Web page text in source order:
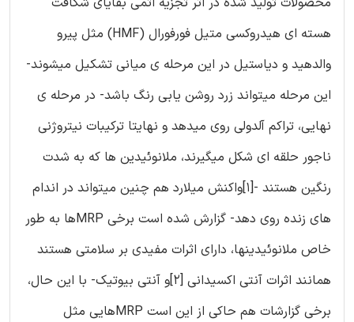
هسته اى هیدروکسی متیل فورفورال (HMF) مثل پیرو
والدهید و دیاستیل در این مرحله ی میانی تشکیل میشوند-
این مرحله میتواند زرد روشن یابی رنگ باشد- در مرحله ی
نهایی، تراکم آلدولی روی میدهد و نهایتا ترکیبات نیتروژنی
ناجور حلقه ای شکل میگیرند، ملانوئیدین ها که به شدت
رنگین هستند -[1]واکنش میلارد هم چنین میتواند در اندام
های زنده روی دهد- گزارش شده است برخی MRPها به طور
خاص ملانوئیدینها، دارای اثرات مفیدی بر سلامتی هستند
همانند اثرات آنتی اکسیدانی [2]و آنتی بیوتیک- با این حال،
برخی گزارشات هم حاکی از این است MRPهایی مثل